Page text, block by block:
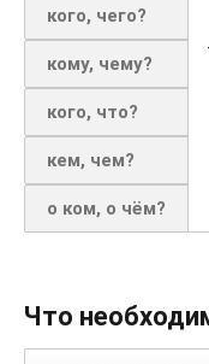
кого, чего?
кому, чему?
кого, что?
кем, чем?
о ком, о чём?
Что